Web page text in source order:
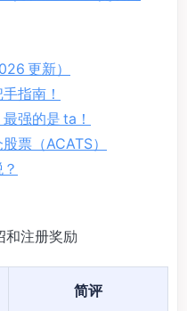
更新）
指南！
强的是 ta！
票（ACATS）
和注册奖励
简评